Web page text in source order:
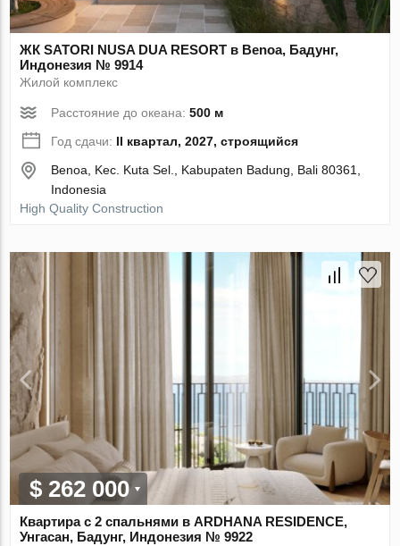
ЖК SATORI NUSA DUA RESORT в Benoa, Бадунг,
Индонезия № 9914
Жилой комплекс
Расстояние до океана:500 м
Год сдачи: II квартал, 2027, строящийся
Benoa, Kec. Kuta Sel., Kabupaten Badung, Bali 80361,
Indonesia
High Quality Construction
$ 262 000
Квартира с 2 спальнями в ARDHANA RESIDENCE,
Унгасан, Бадунг, Индонезия № 9922